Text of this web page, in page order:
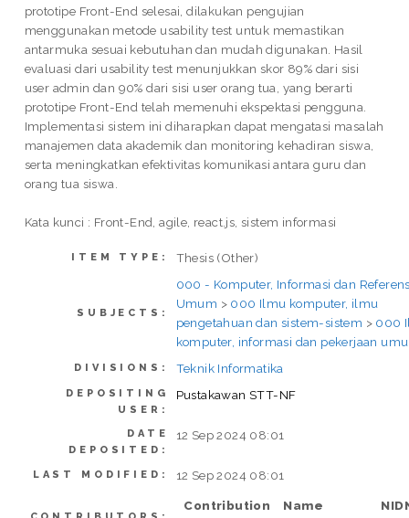
prototipe Front-End selesai, dilakukan pengujian
menggunakan metode usability test untuk memastikan
antarmuka sesuai kebutuhan dan mudah digunakan. Hasil
evaluasi dari usability test menunjukkan skor 89% dari sisi
user admin dan 90% dari sisi user orang tua, yang berarti
prototipe Front-End telah memenuhi ekspektasi pengguna.
Implementasi sistem ini diharapkan dapat mengatasi masalah
manajemen data akademik dan monitoring kehadiran siswa,
serta meningkatkan efektivitas komunikasi antara guru dan
orang tua siswa.
Kata kunci : Front-End, agile, react.js, sistem informasi
ITEM TYPE: Thesis (Other)
SUBJECTS:
000 - Komputer, Informasi dan
Umum > 000 Ilmu komputer, ilmu
pengetahuan dan sistem-sistem > 000
komputer, informasi dan pekerjaan
DIVISIONS: Teknik Informatika
DEPOSITING
USER:
Pustakawan STT-NF
DATE
DEPOSITED:
12 Sep 2024 08:01
LAST MODIFIED: 12 Sep 2024 08:01
Contribution Name